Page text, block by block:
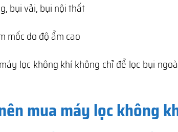
bụi vải, bụi nội thất
mốc do độ ẩm cao
lọc không khí không chỉ để lọc bụi
mua máy lọc không